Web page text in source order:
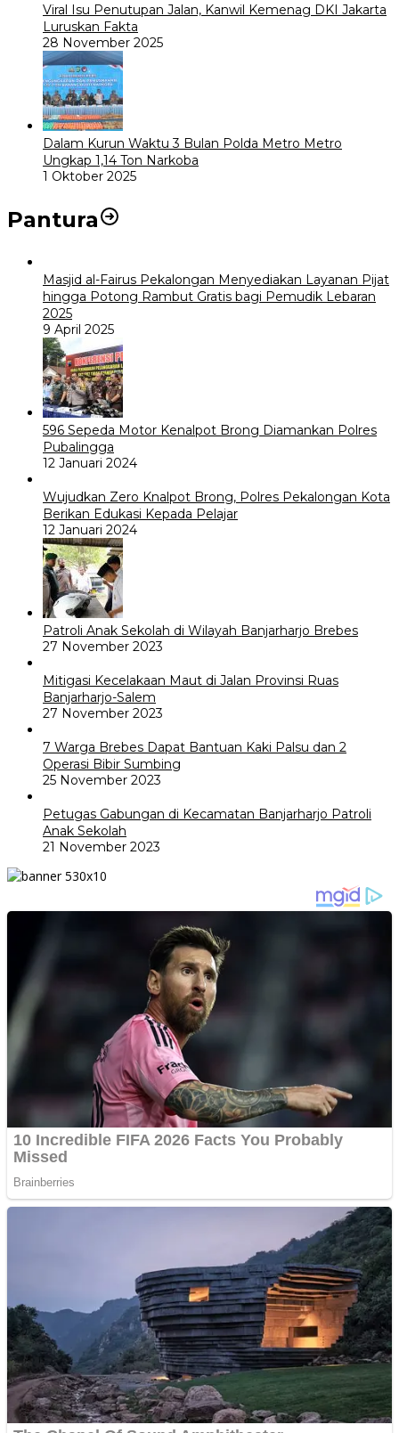
Viral Isu Penutupan Jalan, Kanwil Kemenag DKI Jakarta
Luruskan Fakta
28 November 2025
Dalam Kurun Waktu 3 Bulan Polda Metro Metro
Ungkap 1,14 Ton Narkoba
1 Oktober 2025
Pantura
Masjid al-Fairus Pekalongan Menyediakan Layanan Pijat
hingga Potong Rambut Gratis bagi Pemudik Lebaran
2025
9 April 2025
596 Sepeda Motor Kenalpot Brong Diamankan Polres
Pubalingga
12 Januari 2024
Wujudkan Zero Knalpot Brong, Polres Pekalongan Kota
Berikan Edukasi Kepada Pelajar
12 Januari 2024
Patroli Anak Sekolah di Wilayah Banjarharjo Brebes
27 November 2023
Mitigasi Kecelakaan Maut di Jalan Provinsi Ruas
Banjarharjo-Salem
27 November 2023
7 Warga Brebes Dapat Bantuan Kaki Palsu dan 2
Operasi Bibir Sumbing
25 November 2023
Petugas Gabungan di Kecamatan Banjarharjo Patroli
Anak Sekolah
21 November 2023